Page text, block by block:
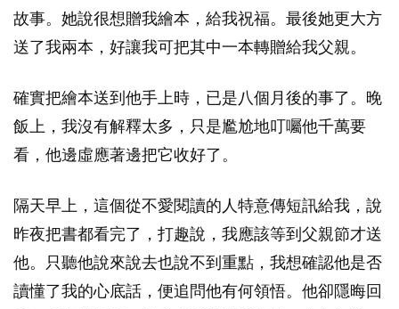
故事。她說很想贈我繪本，給我祝福。最後她更大方
送了我兩本，好讓我可把其中一本轉贈給我父親。
確實把繪本送到他手上時，已是八個月後的事了。晚
飯上，我沒有解釋太多，只是尷尬地叮囑他千萬要
看，他邊虛應著邊把它收好了。
隔天早上，這個從不愛閱讀的人特意傳短訊給我，說
昨夜把書都看完了，打趣說，我應該等到父親節才送
他。只聽他說來說去也說不到重點，我想確認他是否
讀懂了我的心底話，便追問他有何領悟。他卻隱晦回